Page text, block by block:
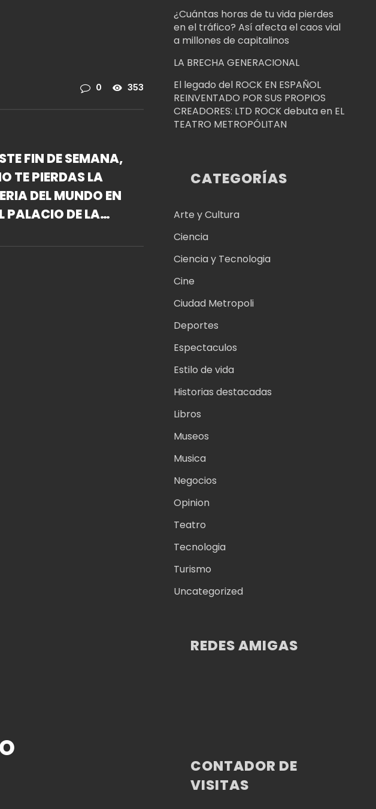
0 353
FIN DE SEMANA,
TE PIERDAS LA
DEL MUNDO EN
PALACIO DE LA
UNAM.
¿Cuántas horas de tu vida pierdes
en el tráfico? Así afecta el caos vial
a millones de capitalinos
LA BRECHA GENERACIONAL
El legado del ROCK EN ESPAÑOL
REINVENTADO POR SUS PROPIOS
CREADORES: LTD ROCK debuta en EL
TEATRO METROPÓLITAN
CATEGORÍAS
Arte y Cultura
Ciencia
Ciencia y Tecnologia
Cine
Ciudad Metropoli
Deportes
Espectaculos
Estilo de vida
Historias destacadas
Libros
Museos
Musica
Negocios
Opinion
Teatro
Tecnologia
Turismo
Uncategorized
REDES AMIGAS
CONTADOR DE
VISITAS